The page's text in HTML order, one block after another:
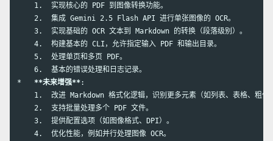
    1.
    2.
    3.
    4.
    5.
    6.
*
**未来增强**
    1.
    2.
    3.
    4.